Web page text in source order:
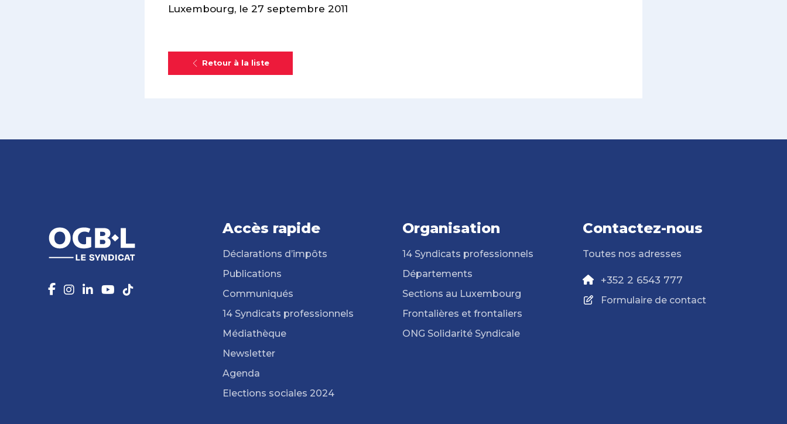
Luxembourg, le 27 septembre 2011
Retour à la liste
Accès rapide
Déclarations d’impôts
Publications
Communiqués
14 Syndicats professionnels
Médiathèque
Newsletter
Agenda
Elections sociales 2024
Organisation
14 Syndicats professionnels
Départements
Sections au Luxembourg
Frontalières et frontaliers
ONG Solidarité Syndicale
Contactez-nous
Toutes nos adresses
+352 2 6543 777
Formulaire de contact